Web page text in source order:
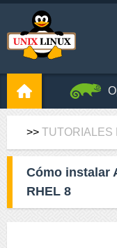
>> TUTORIALES
Cómo instalar
RHEL 8